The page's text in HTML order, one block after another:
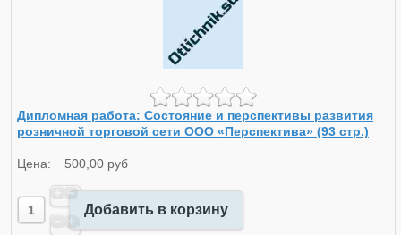
Дипломная работа: Состояние и перспективы развития
розничной торговой сети ООО «Перспектива» (93 стр.)
Цена: 500,00 руб
Добавить в корзину